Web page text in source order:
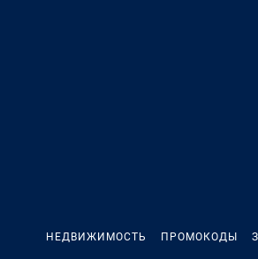
НЕДВИЖИМОСТЬ ПРОМОКОДЫ